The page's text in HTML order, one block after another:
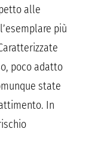
alle
più
poco adatto
state
In